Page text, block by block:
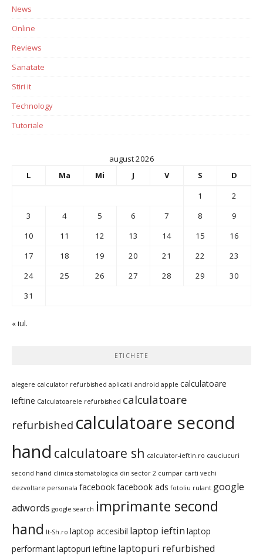
News
Online
Reviews
Sanatate
Stiri it
Technology
Tutoriale
august 2026
L
Ma Mi J V S
D
1
2
3
4 5 6 7 8
9
10
11 12 13 14 15
16
17
18 19 20 21 22
23
24
25 26 27 28 29
30
31
« iul.
ETICHETE
alegere calculator refurbished aplicatii android apple calculatoare
ieftine Calculatoarele refurbished calculatoare
refurbished calculatoare second
hand calculatoare sh calculator-ieftin.ro cauciucuri
second hand clinica stomatologica din sector 2 cumpar carti vechi
dezvoltare personala facebookfacebook ads fotoliu rulant google
adwords google search imprimante second
hand It-Sh.ro laptop accesibil laptop ieftin laptop
performantlaptopuri ieftine laptopuri refurbished